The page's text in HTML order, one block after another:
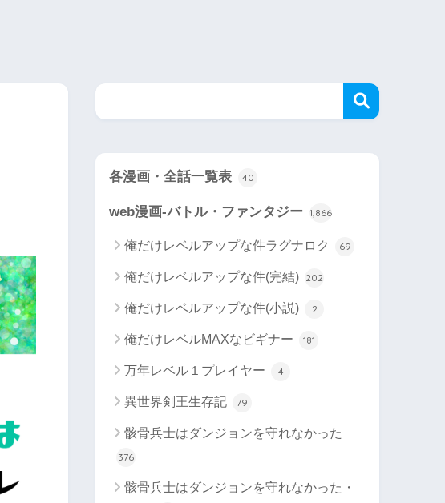
各漫画・全話一覧表 40
web漫画-バトル・ファンタジー 1,866
俺だけレベルアップな件ラグナロク 69
俺だけレベルアップな件(完結) 202
俺だけレベルアップな件(小説) 2
俺だけレベルMAXなビギナー 181
万年レベル１プレイヤー 4
異世界剣王生存記 79
骸骨兵士はダンジョンを守れなかった
376
骸骨兵士はダンジョンを守れなかった・